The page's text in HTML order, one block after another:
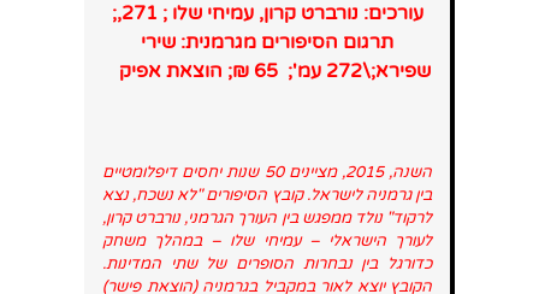
עורכים: נורברט קרון, עמיחי שלו ; 271 ,
;
תרגום הסיפורים מגרמנית: שירי
שפירא;\272 עמ'; 65 ₪; הוצאת אפיק
השנה, 2015, מציינים 50 שנות יחסים דיפלומטיים
בין גרמניה לישראל. קובץ הסיפורים "לא נשכח, נצא
לרקוד" נולד ממפגש בין העורך הגרמני, נורברט קרון,
לעורך הישראלי – עמיחי שלו – במהלך משחק
כדורגל בין נבחרות הסופרים של שתי המדינות.
הקובץ יוצא לאור במקביל בגרמניה (הוצאת פישר)